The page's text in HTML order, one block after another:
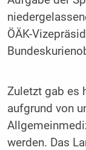
ÖÄK-
Zuletzt gab es
aufgrund von
werden. Das